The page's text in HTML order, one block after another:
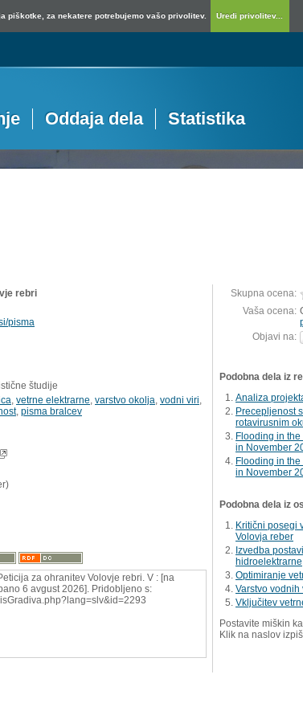
piškotke, za nekatere potrebujemo vašo privolitev. Uredi privolitev...
Oddaja dela Statistika
rebri
pisma
študije
vetrne elektrarne varstvo okolja vodni viri
, pisma bralcev
za ohranitev Volovje rebri. V : [na
6 avgust 2026]. Pridobljeno s:
Skupna ocena:
Vaša ocena:
Objavi na:
Podobna dela iz
Analiza
Precepljenost
rotavirusnim
Flooding in
in November
Flooding in
in November
Podobna dela iz
Kritični posegi
Volovja reber
Izvedba
hidroelektrarne
Optimiranje
Varstvo vodnih
Vključitev
Postavite miškin
Klik na naslov